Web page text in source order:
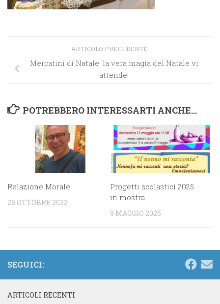
ARTICOLO PRECEDENTE
Mercatini di Natale: la vera magia del Natale vi
attende!
POTREBBERO INTERESSARTI ANCHE...
Relazione Morale
25 OTTOBRE 2022
Progetti scolastici 2025
in mostra
9 MAGGIO 2025
SEGUICI:
ARTICOLI RECENTI